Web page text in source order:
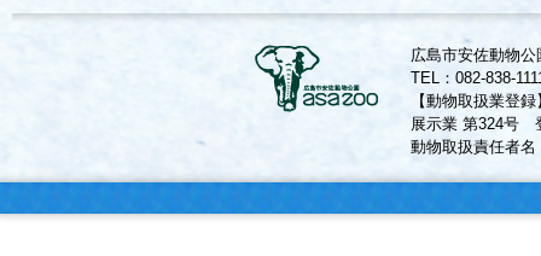
広島市安佐動物
TEL：082-838-
【動物取扱業登
展示業 第324号
動物取扱責任者